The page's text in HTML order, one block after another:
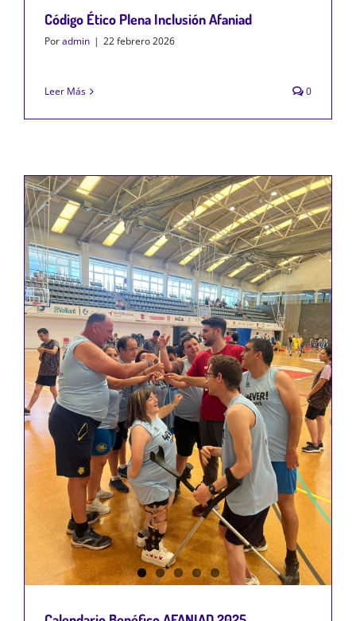
Código Ético Plena Inclusión Afaniad
Poradmin | 22 febrero 2026
Leer Más 0